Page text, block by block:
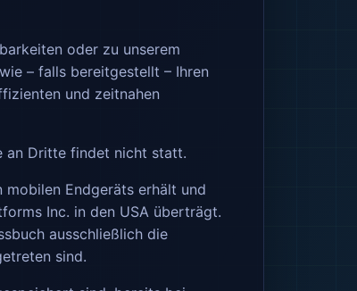
oder zu unserem
– falls bereitgestellt – Ihren
und zeitnahen
an Dritte findet nicht statt.
Endgeräts erhält und
Inc. in den USA überträgt.
ausschließlich die
sind.